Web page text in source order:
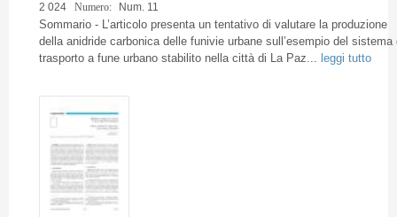
2 024 Numero: Num. 11
Sommario - L’articolo presenta un tentativo di valutare la produzione
della anidride carbonica delle funivie urbane sull’esempio del sistema
trasporto a fune urbano stabilito nella città di La Paz... leggi tutto